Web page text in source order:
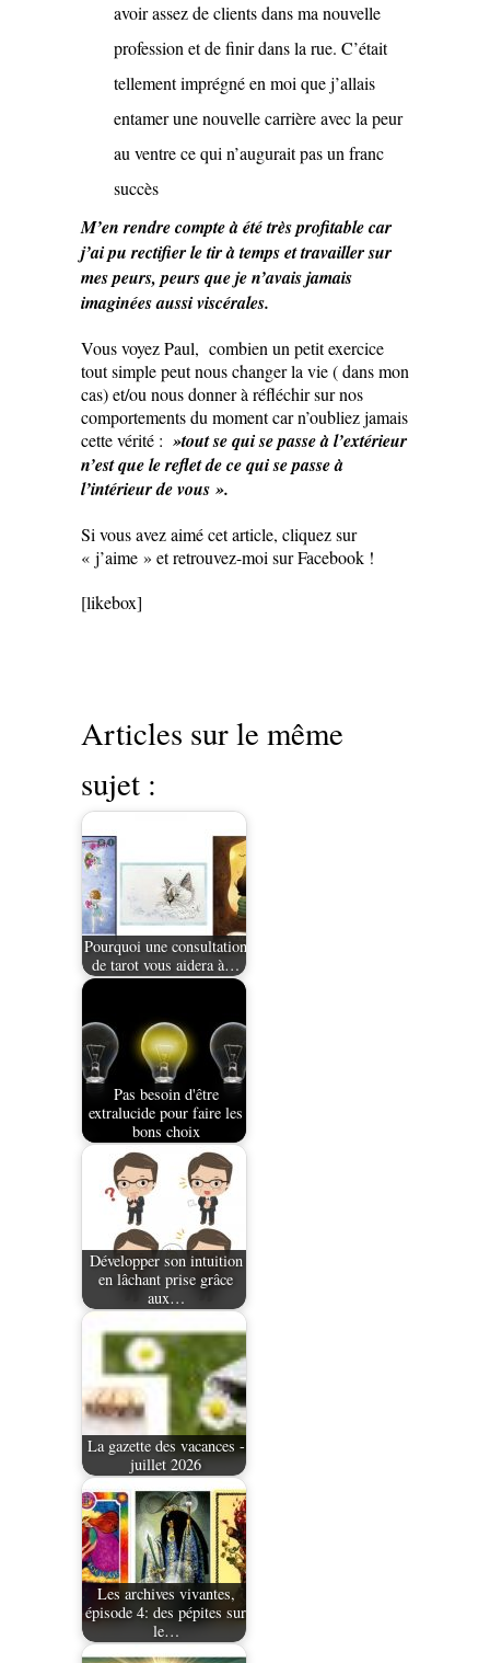
avoir assez de clients dans ma nouvelle
profession et de finir dans la rue. C’était
tellement imprégné en moi que j’allais
entamer une nouvelle carrière avec la peur
au ventre ce qui n’augurait pas un franc
succès
M’en rendre compte à été très profitable car
j’ai pu rectifier le tir à temps et travailler sur
mes peurs, peurs que je n’avais jamais
imaginées aussi viscérales.
Vous voyez Paul, combien un petit exercice
tout simple peut nous changer la vie ( dans mon
cas) et/ou nous donner à réfléchir sur nos
comportements du moment car n’oubliez jamais
cette vérité : »tout se qui se passe à l’extérieur
n’est que le reflet de ce qui se passe à
l’intérieur de vous ».
Si vous avez aimé cet article, cliquez sur
« j’aime » et retrouvez-moi sur Facebook !
[likebox]
Articles sur le même
sujet :
Pourquoi une consultation
de tarot vous aidera à…
Pas besoin d'être
extralucide pour faire les
bons choix
Développer son intuition
en lâchant prise grâce
aux…
La gazette des vacances -
juillet 2026
Les archives vivantes,
épisode 4: des pépites sur
le…